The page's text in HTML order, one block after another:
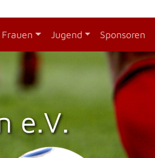
Frauen Jugend Sponsoren
e.V.